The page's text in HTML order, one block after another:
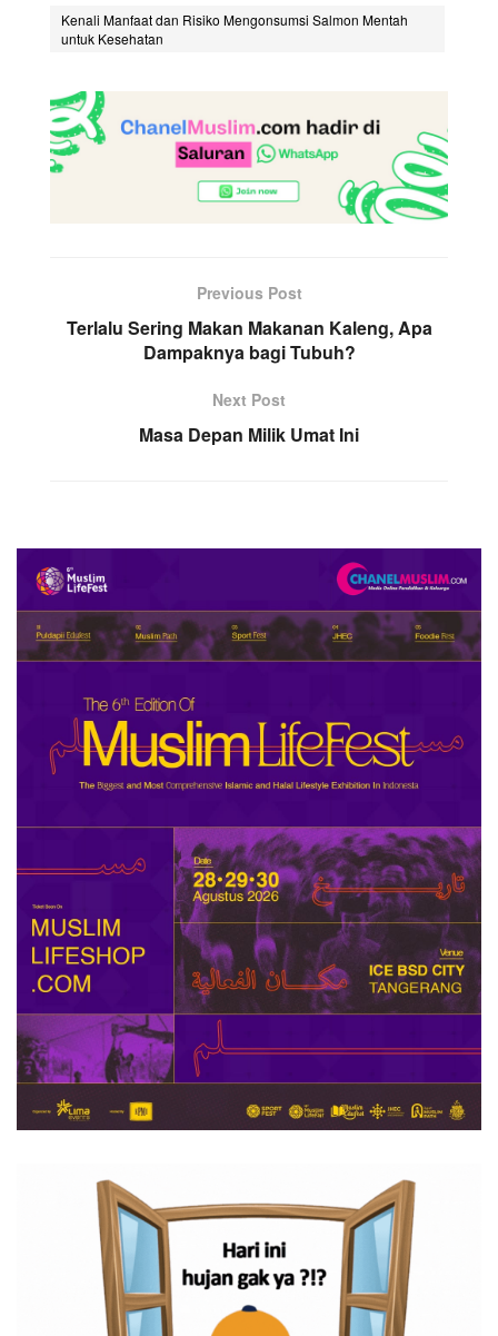
Kenali Manfaat dan Risiko Mengonsumsi Salmon Mentah
untuk Kesehatan
Previous Post
Terlalu Sering Makan Makanan Kaleng, Apa
Dampaknya bagi Tubuh?
Next Post
Masa Depan Milik Umat Ini